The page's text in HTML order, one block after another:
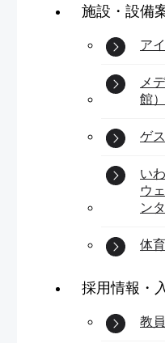
施設・設備
ア
メ
館
ゲ
い
ウ
ン
体
採用情報・
教
て適切な情報収集を心
支援をいただきました
ンター」を新たに設置
半島地震の被災地の復